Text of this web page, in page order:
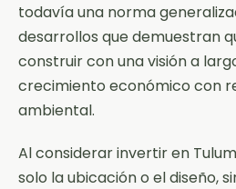
todavía una norma
desarrollos que demuestran
construir con una visión a
crecimiento económico con
ambiental.
Al considerar invertir en
solo la ubicación o el diseño,